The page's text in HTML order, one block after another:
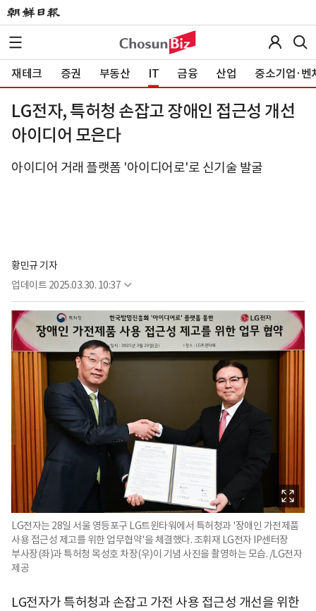
재테크 증권 부동산 IT 금융 산업 중소기업·벤
LG전자, 특허청 손잡고 장애인 접근성 개선
아이디어 모은다
아이디어 거래 플랫폼 '아이디어로'로 신기술 발굴
황민규 기자
업데이트 2025.03.30. 10:37
LG전자는 28일 서울 영등포구 LG트윈타워에서 특허청과 '장애인 가전제품
사용 접근성 제고를 위한 업무협약'을 체결했다. 조휘재 LG전자 IP센터장
부사장(좌)과 특허청 목성호 차장(우)이 기념 사진을 촬영하는 모습. /LG전자
제공
LG전자가 특허청과 손잡고 가전 사용 접근성 개선을 위한